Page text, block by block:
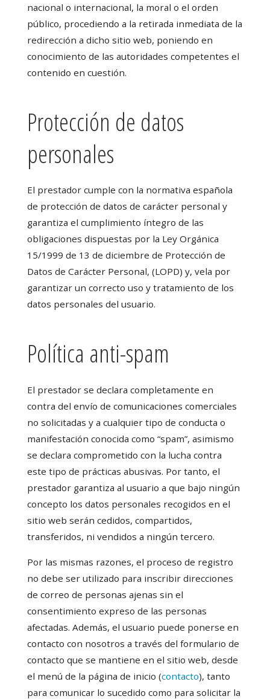
nacional o internacional, la moral o el orden
público, procediendo a la retirada inmediata de la
redirección a dicho sitio web, poniendo en
conocimiento de las autoridades competentes el
contenido en cuestión.
Protección de datos
personales
El prestador cumple con la normativa española
de protección de datos de carácter personal y
garantiza el cumplimiento íntegro de las
obligaciones dispuestas por la Ley Orgánica
15/1999 de 13 de diciembre de Protección de
Datos de Carácter Personal, (LOPD) y, vela por
garantizar un correcto uso y tratamiento de los
datos personales del usuario.
Política anti-spam
El prestador se declara completamente en
contra del envío de comunicaciones comerciales
no solicitadas y a cualquier tipo de conducta o
manifestación conocida como “spam”, asimismo
se declara comprometido con la lucha contra
este tipo de prácticas abusivas. Por tanto, el
prestador garantiza al usuario a que bajo ningún
concepto los datos personales recogidos en el
sitio web serán cedidos, compartidos,
transferidos, ni vendidos a ningún tercero.
Por las mismas razones, el proceso de registro
no debe ser utilizado para inscribir direcciones
de correo de personas ajenas sin el
consentimiento expreso de las personas
afectadas. Además, el usuario puede ponerse en
contacto con nosotros a través del formulario de
contacto que se mantiene en el sitio web, desde
el menú de la página de inicio (contacto), tanto
para comunicar lo sucedido como para solicitar la